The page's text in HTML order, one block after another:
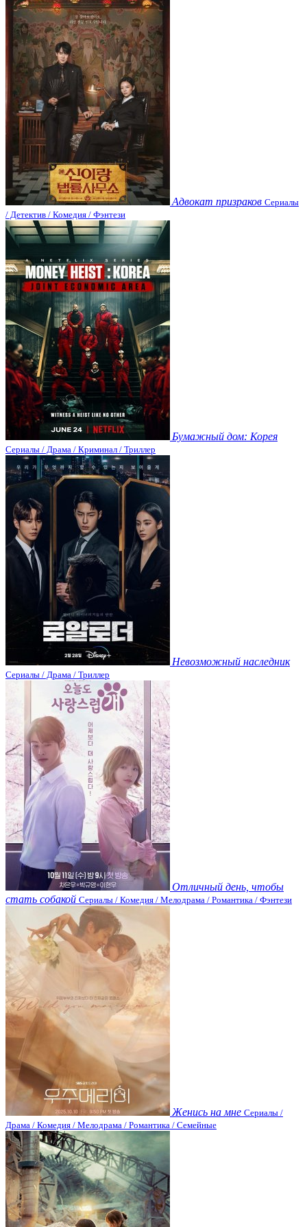
Адвокат призраков Сериалы
/ Детектив / Комедия / Фэнтези
Бумажный дом: Корея
Сериалы / Драма / Криминал / Триллер
Невозможный наследник
Сериалы / Драма / Триллер
Отличный день, чтобы
стать собакой Сериалы / Комедия / Мелодрама / Романтика / Фэнтези
Женись на мне Сериалы /
Драма / Комедия / Мелодрама / Романтика / Семейные